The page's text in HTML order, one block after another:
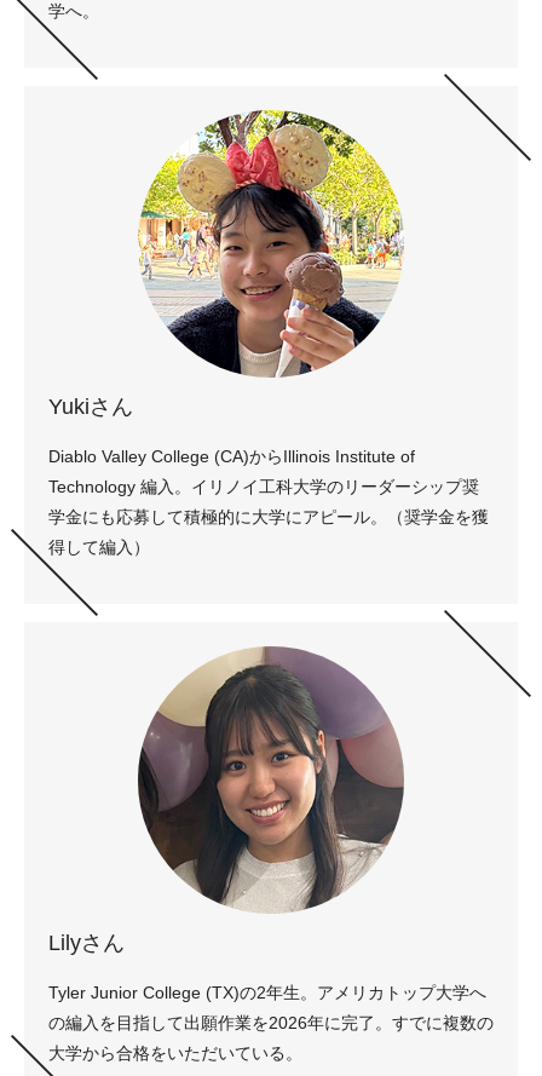
学へ。
Yukiさん
Diablo Valley College (CA)からIllinois Institute of
Technology 編入。イリノイ工科大学のリーダーシップ奨
学金にも応募して積極的に大学にアピール。（奨学金を獲
得して編入）
Lilyさん
Tyler Junior College (TX)の2年生。アメリカトップ大学へ
の編入を目指して出願作業を2026年に完了。すでに複数の
大学から合格をいただいている。